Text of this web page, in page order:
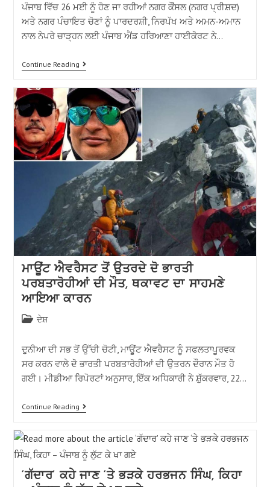
ਪੰਜਾਬ ਵਿੱਚ 26 ਮਈ ਨੂੰ ਹੋਣ ਜਾ ਰਹੀਆਂ ਨਗਰ ਕੌਂਸਲ (ਨਗਰ ਪ੍ਰੀਸ਼ਦ)
ਅਤੇ ਨਗਰ ਪੰਚਾਇਤ ਚੋਣਾਂ ਨੂੰ ਪਾਰਦਰਸ਼ੀ, ਨਿਰਪੱਖ ਅਤੇ ਅਮਨ-ਅਮਾਨ
ਨਾਲ ਨੇਪਰੇ ਚਾੜ੍ਹਨ ਲਈ ਪੰਜਾਬ ਐਂਡ ਹਰਿਆਣਾ ਹਾਈਕੋਰਟ ਨੇ…
Continue Reading
ਮਾਊਂਟ ਐਵਰੈਸਟ ਤੋਂ ਉਤਰਦੇ ਦੋ ਭਾਰਤੀ
ਪਰਬਤਾਰੋਹੀਆਂ ਦੀ ਮੌਤ, ਥਕਾਵਟ ਦਾ ਸਾਹਮਣੇ
ਆਇਆ ਕਾਰਨ
ਦੇਸ਼
ਦੁਨੀਆ ਦੀ ਸਭ ਤੋਂ ਉੱਚੀ ਚੋਟੀ, ਮਾਊਂਟ ਐਵਰੈਸਟ ਨੂੰ ਸਫਲਤਾਪੂਰਵਕ
ਸਰ ਕਰਨ ਵਾਲੇ ਦੋ ਭਾਰਤੀ ਪਰਬਤਾਰੋਹੀਆਂ ਦੀ ਉਤਰਨ ਦੌਰਾਨ ਮੌਤ ਹੋ
ਗਈ। ਮੀਡੀਆ ਰਿਪੋਰਟਾਂ ਅਨੁਸਾਰ, ਇੱਕ ਅਧਿਕਾਰੀ ਨੇ ਸ਼ੁੱਕਰਵਾਰ, 22…
Continue Reading
‘ਗੱਦਾਰ’ ਕਹੇ ਜਾਣ ‘ਤੇ ਭੜਕੇ ਹਰਭਜਨ ਸਿੰਘ, ਕਿਹਾ